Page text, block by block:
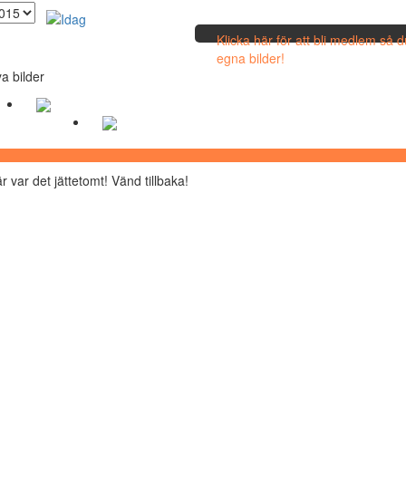
Klicka här för att bli medlem så
egna bilder!
bilder
var det jättetomt! Vänd tillbaka!